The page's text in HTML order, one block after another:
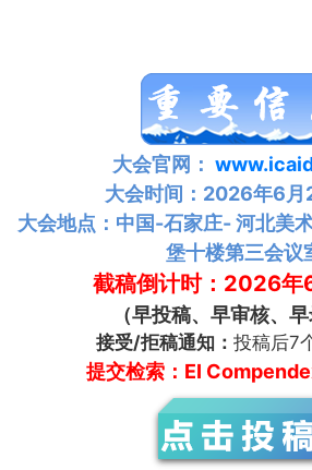
大会官网：
大会时间：2026年6月
大会地点：中国-石家庄- 河北美
堡十楼第三会议
截稿倒计时：2026年
（早投稿、早审核、早
接受/拒稿通知： 投稿后7
提交检索：EI